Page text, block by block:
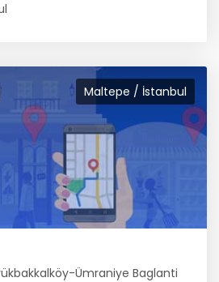
Maltepe / İstanbul
Ümraniye Baglanti